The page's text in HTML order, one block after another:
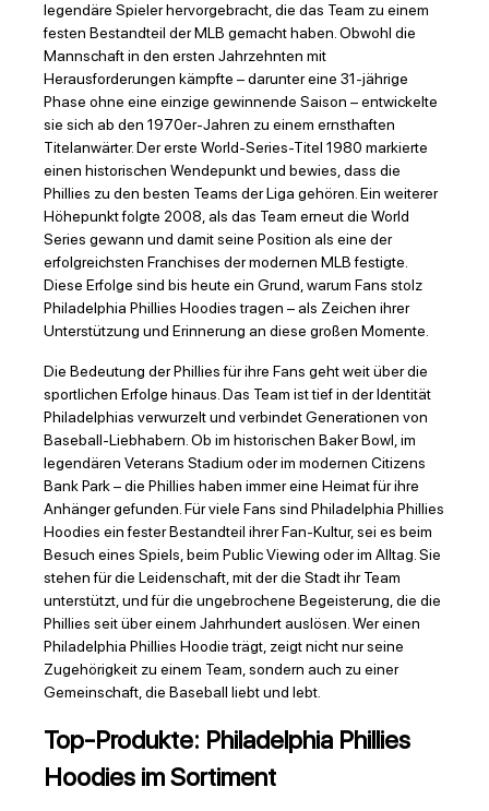
legendäre Spieler hervorgebracht, die das Team zu einem
festen Bestandteil der MLB gemacht haben. Obwohl die
Mannschaft in den ersten Jahrzehnten mit
Herausforderungen kämpfte – darunter eine 31-jährige
Phase ohne eine einzige gewinnende Saison – entwickelte
sie sich ab den 1970er-Jahren zu einem ernsthaften
Titelanwärter. Der erste World-Series-Titel 1980 markierte
einen historischen Wendepunkt und bewies, dass die
Phillies zu den besten Teams der Liga gehören. Ein weiterer
Höhepunkt folgte 2008, als das Team erneut die World
Series gewann und damit seine Position als eine der
erfolgreichsten Franchises der modernen MLB festigte.
Diese Erfolge sind bis heute ein Grund, warum Fans stolz
Philadelphia Phillies Hoodies tragen – als Zeichen ihrer
Unterstützung und Erinnerung an diese großen Momente.
Die Bedeutung der Phillies für ihre Fans geht weit über die
sportlichen Erfolge hinaus. Das Team ist tief in der Identität
Philadelphias verwurzelt und verbindet Generationen von
Baseball-Liebhabern. Ob im historischen Baker Bowl, im
legendären Veterans Stadium oder im modernen Citizens
Bank Park – die Phillies haben immer eine Heimat für ihre
Anhänger gefunden. Für viele Fans sind Philadelphia Phillies
Hoodies ein fester Bestandteil ihrer Fan-Kultur, sei es beim
Besuch eines Spiels, beim Public Viewing oder im Alltag. Sie
stehen für die Leidenschaft, mit der die Stadt ihr Team
unterstützt, und für die ungebrochene Begeisterung, die die
Phillies seit über einem Jahrhundert auslösen. Wer einen
Philadelphia Phillies Hoodie trägt, zeigt nicht nur seine
Zugehörigkeit zu einem Team, sondern auch zu einer
Gemeinschaft, die Baseball liebt und lebt.
Top-Produkte: Philadelphia Phillies
Hoodies im Sortiment